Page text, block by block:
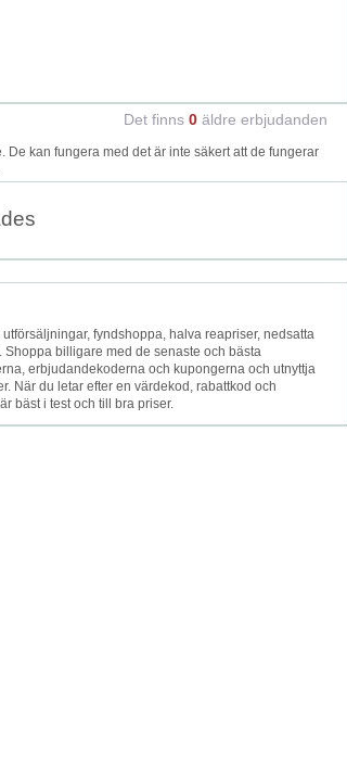
Det finns 0 äldre erbjudanden
kan fungera med det är inte säkert att de fungerar
fyndshoppa, halva reapriser, nedsatta
billigare med de senaste och bästa
erbjudandekoderna och kupongerna och utnyttja
När du letar efter en värdekod, rabattkod och
bäst i test och till bra priser.